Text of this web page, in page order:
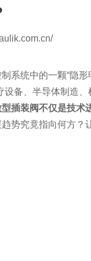
系统中的一颗“隐形
设备、半导体制造、
型插装阀不仅是技术
势究竟指向何方？